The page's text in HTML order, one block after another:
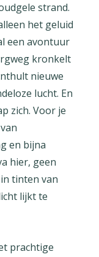
strand.
het geluid
een avontuur
kronkelt
nieuwe
lucht. En
zich. Voor je
en bijna
hier, geen
tinten van
lijkt te
prachtige